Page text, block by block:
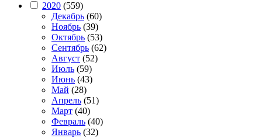
2020 (559)
Декабрь (60)
Ноябрь (39)
Октябрь (53)
Сентябрь (62)
Август (52)
Июль (59)
Июнь (43)
Май (28)
Апрель (51)
Март (40)
Февраль (40)
Январь (32)